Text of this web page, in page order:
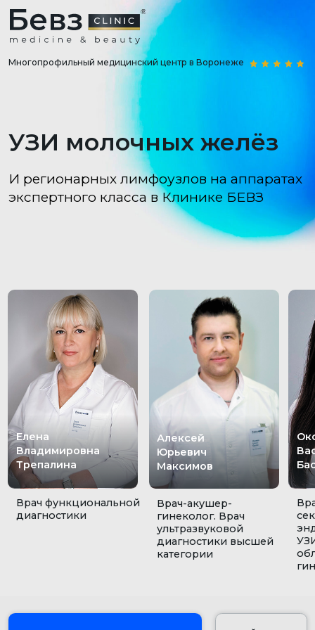
Многопрофильный медицинский центр в Воронеже
И регионарных лимфоузлов на аппаратах
экспертного класса в Клинике БЕВЗ
УЗИ молочных желёз
Владимировна
Трепалина
Врач-акушер-
гинеколог. Врач
ультразвуковой
диагностики высшей
категории
Врач функциональной
диагностики
Максимов
Врач
сексолог,
УЗИ,
области
гинекологии.
Васильевна
Баскакова
ПРАЙС-ЛИСТ